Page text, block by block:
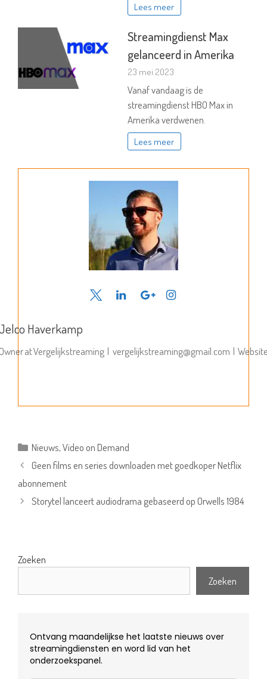
Lees meer
Streamingdienst Max
gelanceerd in Amerika
23 mei 2023
Vanaf vandaag is de
streamingdienst HBO Max in
Amerika verdwenen.
Lees meer
Haverkamp
atVergelijkstreaming | vergelijkstreaming@gmail.com |
Categorieën
Nieuws,Video on Demand
Geen films en series downloaden met goedkoper Netflix
abonnement
Storytel lanceert audiodrama gebaseerd op Orwells 1984
Zoeken
Zoeken
Ontvang maandelijkse het laatste nieuws over
streamingdiensten en word lid van het
onderzoekspanel.